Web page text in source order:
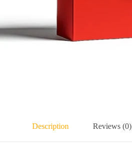
Description Reviews (0)